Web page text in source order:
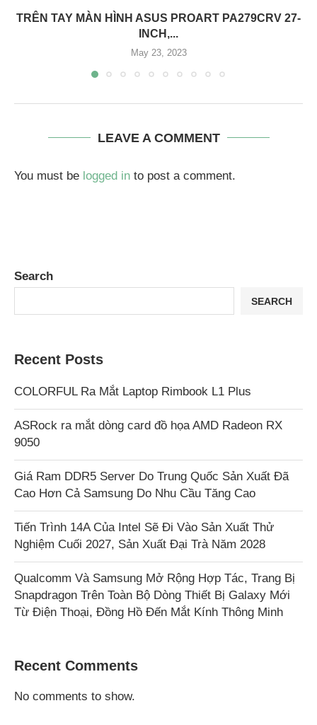
TRÊN TAY MÀN HÌNH ASUS PROART PA279CRV 27-
INCH,...
May 23, 2023
LEAVE A COMMENT
You must be logged in to post a comment.
Search
SEARCH
Recent Posts
COLORFUL Ra Mắt Laptop Rimbook L1 Plus
ASRock ra mắt dòng card đồ họa AMD Radeon RX
9050
Giá Ram DDR5 Server Do Trung Quốc Sản Xuất Đã
Cao Hơn Cả Samsung Do Nhu Cầu Tăng Cao
Tiến Trình 14A Của Intel Sẽ Đi Vào Sản Xuất Thử
Nghiệm Cuối 2027, Sản Xuất Đại Trà Năm 2028
Qualcomm Và Samsung Mở Rộng Hợp Tác, Trang Bị
Snapdragon Trên Toàn Bộ Dòng Thiết Bị Galaxy Mới
Từ Điện Thoại, Đồng Hồ Đến Mắt Kính Thông Minh
Recent Comments
No comments to show.